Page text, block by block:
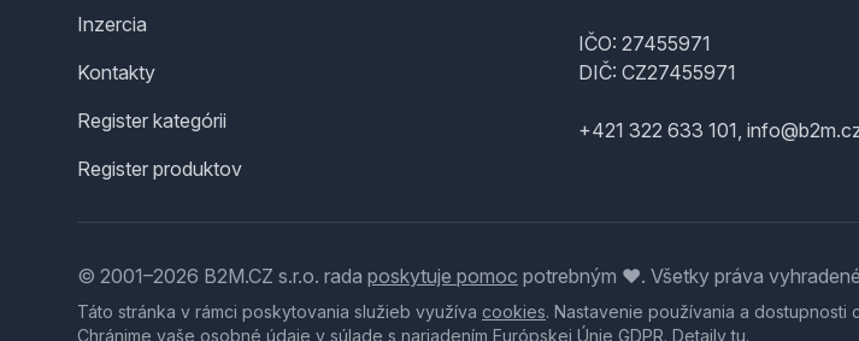
Inzercia
Kontakty
Register kategórii
Register produktov
IČO: 27455971
DIČ: CZ27455971
+421 322 633 101,
© 2001–2026 B2M.CZ s.r.o. rada poskytuje pomoc potrebným ♥️. Všetky práva
Táto stránka v rámci poskytovania služieb využíva cookies. Nastavenie používania a
Chránime vaše osobné údaje v súlade s nariadením Európskej Únie GDPR. Detailytu.